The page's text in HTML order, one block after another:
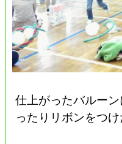
仕上がったバルー
ったりリボンをつけ